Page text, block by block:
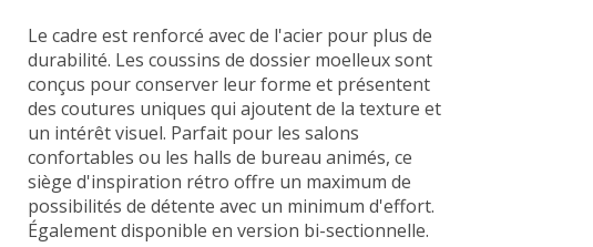
Le cadre est renforcé avec de l'acier pour plus de
durabilité. Les coussins de dossier moelleux sont
conçus pour conserver leur forme et présentent
des coutures uniques qui ajoutent de la texture et
un intérêt visuel. Parfait pour les salons
confortables ou les halls de bureau animés, ce
siège d'inspiration rétro offre un maximum de
possibilités de détente avec un minimum d'effort.
Également disponible en version bi-sectionnelle.